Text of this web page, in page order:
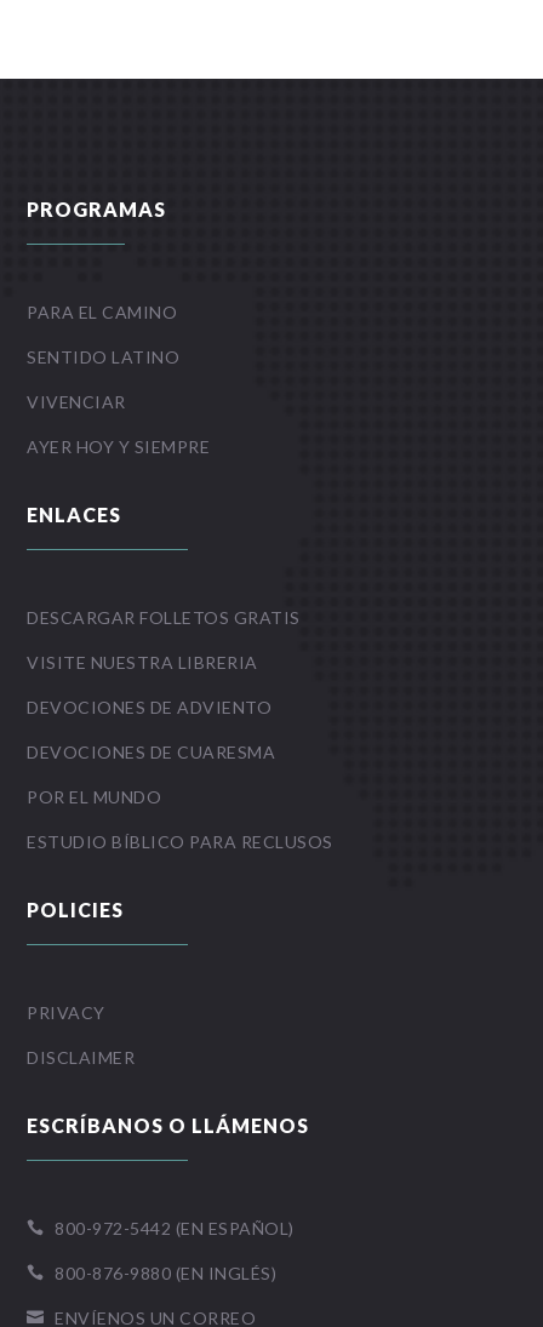
PROGRAMAS
PARA EL CAMINO
SENTIDO LATINO
VIVENCIAR
AYER HOY Y SIEMPRE
ENLACES
DESCARGAR FOLLETOS GRATIS
VISITE NUESTRA LIBRERIA
DEVOCIONES DE ADVIENTO
DEVOCIONES DE CUARESMA
POR EL MUNDO
ESTUDIO BÍBLICO PARA RECLUSOS
POLICIES
PRIVACY
DISCLAIMER
ESCRÍBANOS O LLÁMENOS
 800-972-5442 (EN ESPAÑOL)
 800-876-9880 (EN INGLÉS)
 ENVÍENOS UN CORREO